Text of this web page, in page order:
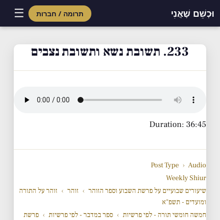
וּכְשֵׁם שֶׁאֲנִי תרומה / חברות ☰
233. תשובת נשא ותשובת נצבים
Duration: 36:45
Post Type › Audio
Weekly Shiur
שיעורים שבועיים על פרשת השבוע וספר הזוהר › זוהר › זוהר על התורה
ומועדים - תשפ"א
חמשה חומשי תורה - לפי פרשיות › ספר במדבר - לפי פרשיות › פרשת